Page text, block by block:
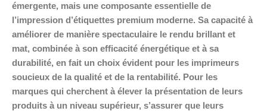
émergente, mais une composante essentielle de
l’impression d’étiquettes premium moderne. Sa capacité à
améliorer de manière spectaculaire le rendu brillant et
mat, combinée à son efficacité énergétique et à sa
durabilité, en fait un choix évident pour les imprimeurs
soucieux de la qualité et de la rentabilité. Pour les
marques qui cherchent à élever la présentation de leurs
produits à un niveau supérieur, s’assurer que leurs